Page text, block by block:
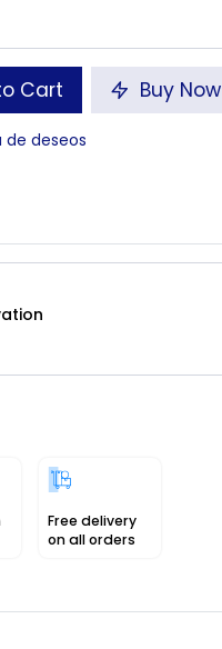
Cart Buy Now
de deseos
Free delivery
on all orders